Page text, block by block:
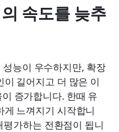
속도를 늦추
능이 우수하지만, 확장
길어지고 더 많은 이
증가합니다. 한때 유
느껴지기 시작합니
가하는 전환점이 됩니